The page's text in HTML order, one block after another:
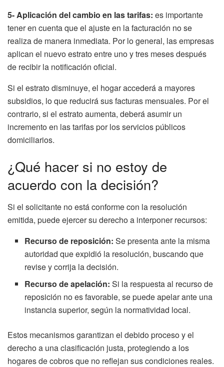
5- Aplicación del cambio en las tarifas: es importante
tener en cuenta que el ajuste en la facturación no se
realiza de manera inmediata. Por lo general, las empresas
aplican el nuevo estrato entre uno y tres meses después
de recibir la notificación oficial.
Si el estrato disminuye, el hogar accederá a mayores
subsidios, lo que reducirá sus facturas mensuales. Por el
contrario, si el estrato aumenta, deberá asumir un
incremento en las tarifas por los servicios públicos
domiciliarios.
¿Qué hacer si no estoy de
acuerdo con la decisión?
Si el solicitante no está conforme con la resolución
emitida, puede ejercer su derecho a interponer recursos:
Recurso de reposición: Se presenta ante la misma
autoridad que expidió la resolución, buscando que
revise y corrija la decisión.
Recurso de apelación: Si la respuesta al recurso de
reposición no es favorable, se puede apelar ante una
instancia superior, según la normatividad local.
Estos mecanismos garantizan el debido proceso y el
derecho a una clasificación justa, protegiendo a los
hogares de cobros que no reflejan sus condiciones reales.